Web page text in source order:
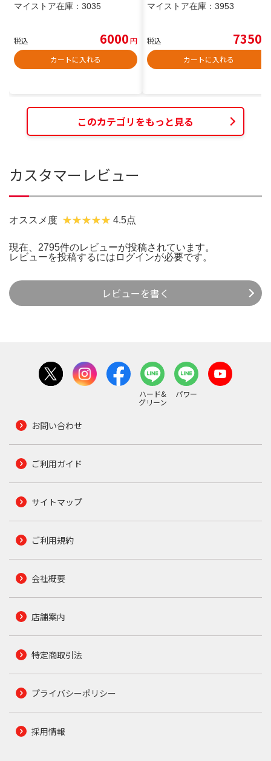
マイストア在庫： 3035
税込 6000円
カートに入れる
マイストア在庫： 3953
税込 7350
カートに入れる
このカテゴリをもっと見る
カスタマーレビュー
オススメ度 4.5点
現在、2795件のレビューが投稿されています。
レビューを投稿するには ログインが必要です。
レビューを書く
ハード&
グリーン
パワー
お問い合わせ
ご利用ガイド
サイトマップ
ご利用規約
会社概要
店舗案内
特定商取引法
プライバシーポリシー
採用情報